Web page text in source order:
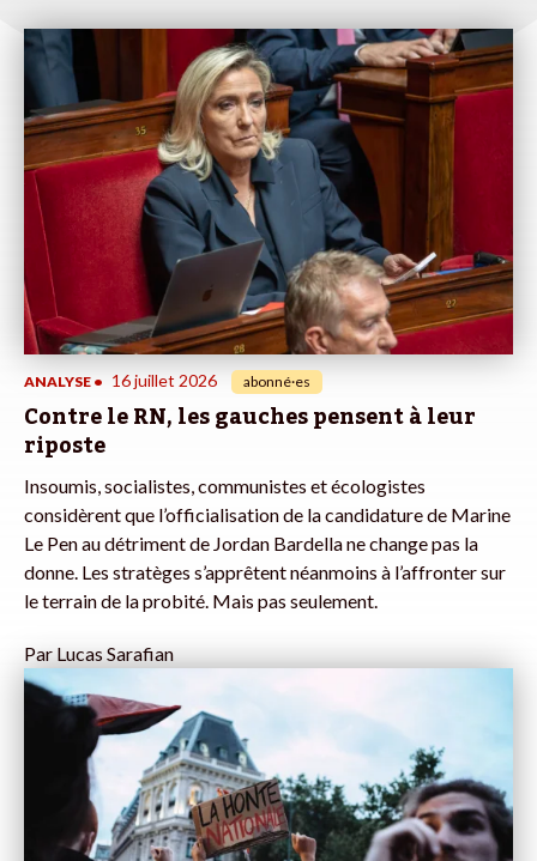
ANALYSE • 16 juillet 2026 abonné·es
Contre le RN, les gauches pensent à leur
riposte
Insoumis, socialistes, communistes et écologistes
considèrent que l’officialisation de la candidature de Marine
Le Pen au détriment de Jordan Bardella ne change pas la
donne. Les stratèges s’apprêtent néanmoins à l’affronter sur
le terrain de la probité. Mais pas seulement.
Par Lucas Sarafian